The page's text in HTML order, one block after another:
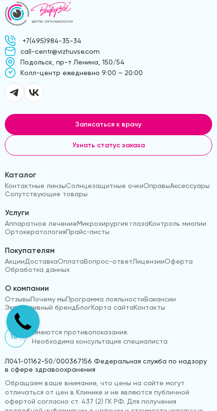
+7(495)984-35-34
call-centr@vizhuvse.com
Подольск, пр-т Ленина, 150/54
Kолл-центр ежедневно 9:00 – 20:00
Записаться к врачу
Узнать статус заказа
Каталог
Контактные линзыСолнцезащитные очкиОправыАксессуары
Сопутствующие товары
Услуги
Аппаратное лечениеМикрохирургия глазаКонтроль миопии
ОртокератологияПрайс-листы
Покупателям
АкцииДоставкаОплатаВопрос-ответЛицензииОферта
Обработка данных
О компании
ОтзывыПочему мыПрограмма лояльностиВакансии
Эксклюзивный брендБлогКарта сайтаКонтакты
18+
Имеются противопоказания.
Необходима консультация специалиста
Л041-01162-50/000367156 Федеральная служба по надзору
в сфере здравоохранения
Обращаем ваше внимание, что цены на сайте могут
отличаться от цен в Клинике и не являются публичной
офертой согласно ст. 437 (2) ГК РФ. Для получения